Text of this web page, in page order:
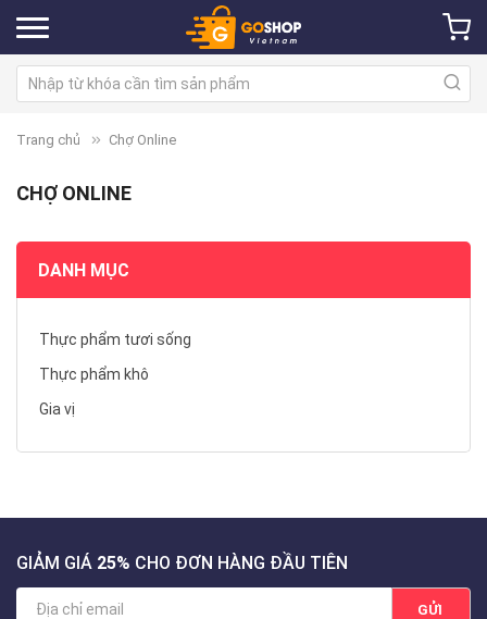
Trang chủ Chợ Online
CHỢ ONLINE
DANH MỤC
Thực phẩm tươi sống
Thực phẩm khô
Gia vị
GIẢM GIÁ 25% CHO ĐƠN HÀNG ĐẦU TIÊN
GỬI